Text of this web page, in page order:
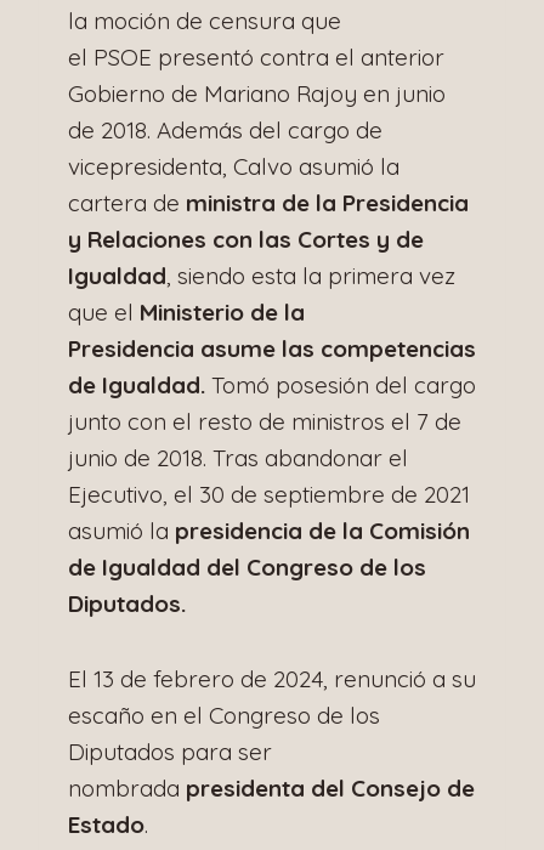
la moción de censura que
el PSOE presentó contra el anterior
Gobierno de Mariano Rajoy en junio
de 2018. Además del cargo de
vicepresidenta, Calvo asumió la
cartera de ministra de la Presidencia
y Relaciones con las Cortes y de
Igualdad , siendo esta la primera vez
que el Ministerio de la
Presidencia asume las competencias
de Igualdad. ​ Tomó posesión del cargo
junto con el resto de ministros el 7 de
junio de 2018. Tras abandonar el
Ejecutivo, el 30 de septiembre de 2021
asumió la presidencia de la Comisión
de Igualdad del Congreso de los
Diputados.
El 13 de febrero de 2024, renunció a su
escaño en el Congreso de los
Diputados para ser
nombrada presidenta del Consejo de
Estado.